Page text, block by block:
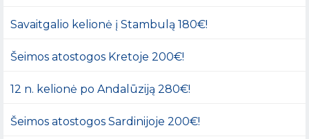
Savaitgalio kelionė į Stambulą 180€!
Šeimos atostogos Kretoje 200€!
12 n. kelionė po Andalūziją 280€!
Šeimos atostogos Sardinijoje 200€!